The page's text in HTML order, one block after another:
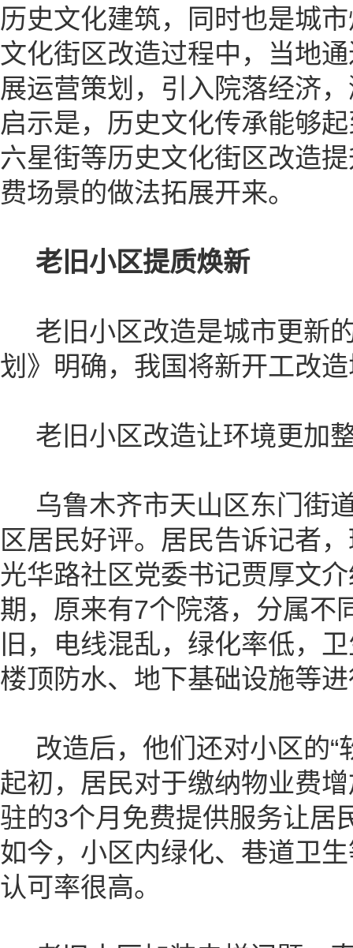
历史文化建筑，同时也是城
文化街区改造过程中，当地
展运营策划，引入院落经济
启示是，历史文化传承能够
六星街等历史文化街区改造
费场景的做法拓展开来。
老旧小区提质焕新
老旧小区改造是城市更新
划》明确，我国将新开工改
老旧小区改造让环境更加
乌鲁木齐市天山区东门街
区居民好评。居民告诉记者
光华路社区党委书记贾厚文
期，原来有7个院落，分属不
旧，电线混乱，绿化率低，
楼顶防水、地下基础设施等
改造后，他们还对小区的“
起初，居民对于缴纳物业费
驻的3个月免费提供服务让居
如今，小区内绿化、巷道卫
认可率很高。